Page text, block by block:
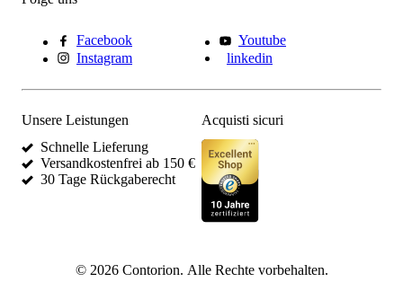
Facebook
Youtube
Instagram
linkedin
Unsere Leistungen
Schnelle Lieferung
Versandkostenfrei ab 150 €
30 Tage Rückgaberecht
Acquisti sicuri
© 2026Contorion. Alle Rechte vorbehalten.